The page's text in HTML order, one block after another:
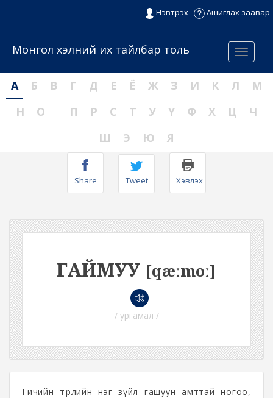
Нэвтрэх Ашиглах заавар
Menu
Монгол хэлний их тайлбар толь
А Б В Г Д Е Ё Ж З И К Л
М
Н
О П Р С Т У Ү Ф Х Ц
Ч
Ш
Э Ю Я
Share Tweet Хэвлэх
ГАЙМУУ [qæːmoː]
/ ургамал /
Гичийн төрлийн нэг зүйл гашуун амттай ногоо,